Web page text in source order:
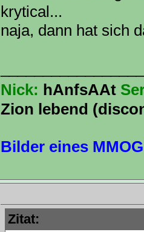
krytical...
naja, dann hat sich
Nick: hAnfsAAt
Zion lebend
Bilder eines
Zitat: